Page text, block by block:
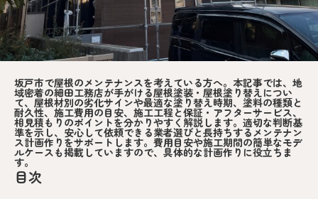
坂戸市で屋根のメンテナンスを考えている方へ。本記事では、地
域密着の細田工務店が手がける屋根塗装・屋根塗り替えについ
て、屋根材別の劣化サインや最適な塗り替え時期、塗料の種類と
耐久性、施工費用の目安、施工工程と保証・アフターサービス、
相見積もりのポイントを分かりやすく解説します。適切な判断基
準を示し、安心して依頼できる業者選びと長持ちするメンテナン
ス計画作りをサポートします。費用目安や施工期間の簡単なモデ
ルケースも掲載していますので、具体的な計画作りに役立ちま
す。
目次